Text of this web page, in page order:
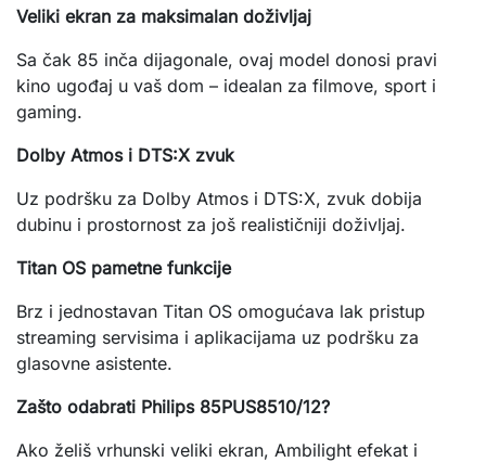
Veliki ekran za maksimalan doživljaj
Sa čak 85 inča dijagonale, ovaj model donosi pravi
kino ugođaj u vaš dom – idealan za filmove, sport i
gaming.
Dolby Atmos i DTS:X zvuk
Uz podršku za Dolby Atmos i DTS:X, zvuk dobija
dubinu i prostornost za još realističniji doživljaj.
Titan OS pametne funkcije
Brz i jednostavan Titan OS omogućava lak pristup
streaming servisima i aplikacijama uz podršku za
glasovne asistente.
Zašto odabrati Philips 85PUS8510/12?
Ako želiš vrhunski veliki ekran, Ambilight efekat i